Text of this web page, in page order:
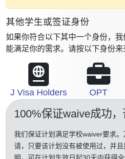
其他学生或签证身份
如果你符合以下其中一个身份，
能满足你的需求。请按以下身份
J Visa Holders OPT
100%保证waive成功
我们保证计划满足学校waiver要求
请，只要该计划没有被使用过，并